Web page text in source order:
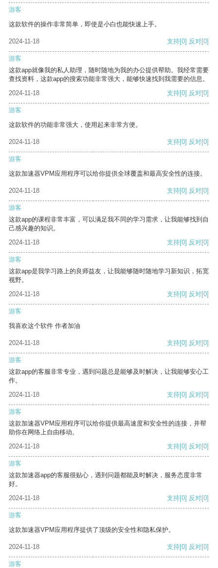
游客
这款软件的操作非常简单，即使是小白也能快速上手。
2024-11-18 支持[0] 反对[0]
游客
这款app就像我的私人助理，随时随地为我的办公提供帮助。我经常需要
查找资料，这款app的搜索功能非常强大，能够快速找到我需要的信息。
2024-11-18
支持[0] 反对[0]
游客
这款软件的功能非常强大，使用起来非常方便。
2024-11-18 支持[0] 反对[0]
游客
这款加速器VPM应用程序可以给你提供全球覆盖和最高安全性的连接。
2024-11-18 支持[0] 反对[0]
游客
这款app的课程非常丰富，可以满足我不同的学习需求，让我能够找到自
己感兴趣的知识。
2024-11-18
支持[0] 反对[0]
游客
这款app是我学习路上的良师益友，让我能够随时随地学习新知识，拓宽
视野。
2024-11-18
支持[0] 反对[0]
游客
我喜欢这个软件 作者加油
2024-11-18 支持[0] 反对[0]
游客
这款app的客服非常专业，遇到问题总是能够及时解决，让我能够安心工
作。
2024-11-18
支持[0] 反对[0]
游客
这款加速器VPM应用程序可以给你提供最高速度和安全性的连接，并帮
助你在网络上自由移动。
2024-11-18
支持[0] 反对[0]
游客
这款加速器app的客服很贴心，遇到问题都能及时解决，服务态度非常
好。
2024-11-18
支持[0] 反对[0]
游客
这款加速器VPM应用程序提供了顶级的安全性和隐私保护。
2024-11-18 支持[0] 反对[0]
游客